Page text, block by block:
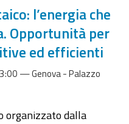
l’energia che
Opportunità per
ed efficienti
— Genova - Palazzo
organizzato dalla